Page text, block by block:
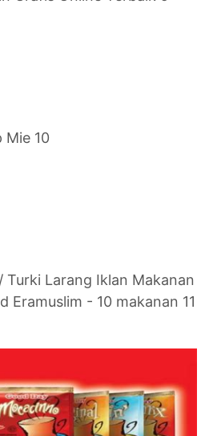
Mie 10
Turki Larang Iklan Makanan
Eramuslim - 10 makanan 11